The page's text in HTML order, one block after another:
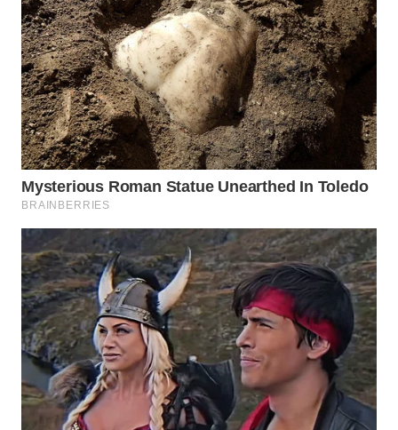
WN
DANAU
TOBA
WN
NIAS
WN
LANGKAT
WN
TAPANULI
SELATAN
WN
TANJUNG
LESUNG
WN
KARO